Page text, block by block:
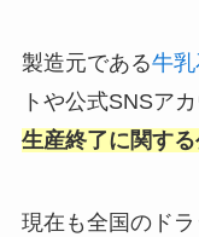
製造元である牛
トや公式SNSア
生産終了に関する
現在も全国のド